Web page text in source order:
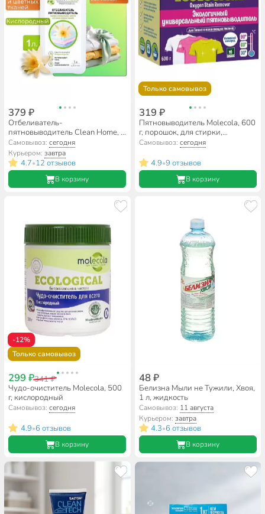
379 ₽
Отбеливатель-
пятновыводитель Clean Home, 1
л, для цветных и белых вещей
Самовывоз:сегодня
Курьером:завтра
4.7•12 отзывов
В корзину
Только самовывоз
319 ₽
Пятновыводитель Molecola, 600
г, порошок, для стирки,
усилитель стирки, 70068
Самовывоз: сегодня
4.9•9 отзывов
В корзину
-12%
Только самовывоз
299 ₽341 ₽
Чудо-очиститель Molecola, 500
г, кислородный
Самовывоз:сегодня
4.9•6 отзывов
В корзину
48 ₽
Белизна Мыли не Тужили, Хвоя,
1 л, жидкость
Самовывоз: 11 августа
Курьером: завтра
4.3•6 отзывов
В корзину